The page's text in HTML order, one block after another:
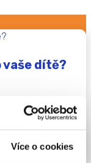
Více o cookies
dítě?
v životě člověka.
první studijní